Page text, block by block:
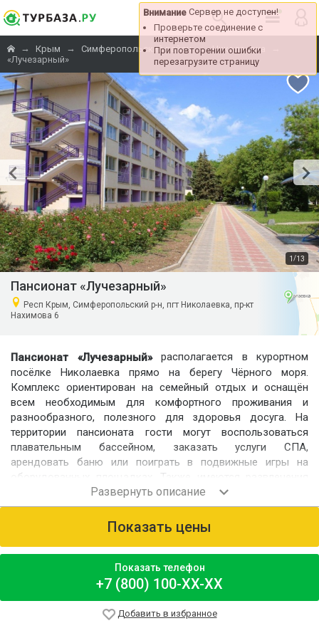
Внимание Сервер не доступен!
Проверьте соединение с
интернетом
При повторении ошибки
перезагрузите страницу
→ Крым → Симферопольский район → Николаевка
«Лучезарный»
1 /13
Пансионат «Лучезарный»
Респ Крым, Симферопольский р-н, пгт Николаевка, пр-кт
Нахимова 6
Пансионат «Лучезарный»располагается в курортном
посёлке Николаевка прямо на берегу Чёрного моря.
Комплекс ориентирован на семейный отдых и оснащён
всем необходимым для комфортного проживания и
разнообразного, полезного для здоровья досуга. На
территории пансионата гости могут воспользоваться
плавательным бассейном, заказать услуги СПА,
арендовать баню или поиграть в подвижные игры на
оборудованных площадках. Также имеются развлечения
для детей – игровой клуб и детский бассейн. Всего в 150
метрах от отеля расположен пляж, полностью
обустроенный для комфортного отдыха.
Номерной фонд
«Стандарт», «Стандарт улучшенный», «Джуниор Сьют», а
также отдельные деревянные домики-срубы со всеми
удобствами. Во всех вариантах размещения есть
телевизоры и холодильники.
Показать цены
Показать телефон
+7 (800) 100-XX-XX
Добавить в избранное